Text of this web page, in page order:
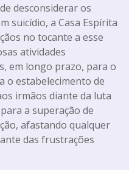
desconsiderar os
suicídio, a Casa Espírita
no tocante a esse
atividades
em longo prazo, para o
o estabelecimento de
irmãos diante da luta
a superação de
afastando qualquer
das frustrações